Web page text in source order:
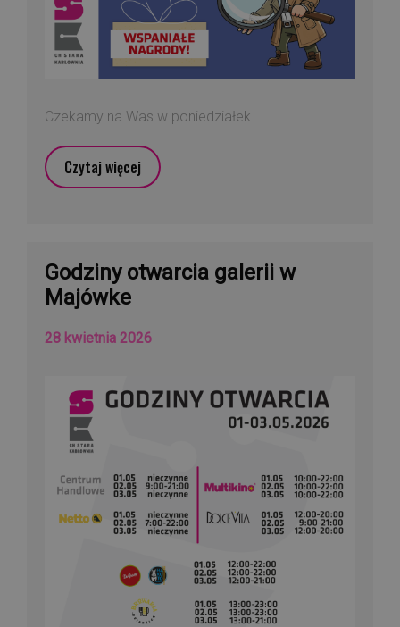
Czekamy na Was w poniedziałek
Czytaj więcej
Godziny otwarcia galerii w
Majówke
28 kwietnia 2026